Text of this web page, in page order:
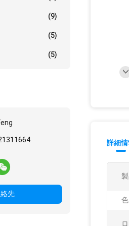
(9)
(5)
(5)
先
詳細